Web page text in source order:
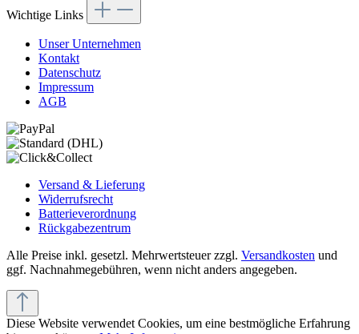
Wichtige Links
Unser Unternehmen
Kontakt
Datenschutz
Impressum
AGB
Versand & Lieferung
Widerrufsrecht
Batterieverordnung
Rückgabezentrum
Alle Preise inkl. gesetzl. Mehrwertsteuer zzgl. Versandkosten und
ggf. Nachnahmegebühren, wenn nicht anders angegeben.
Diese Website verwendet Cookies, um eine bestmögliche Erfahrung